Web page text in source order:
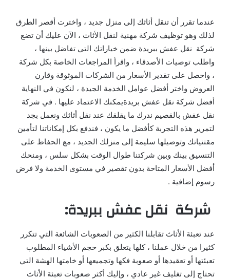
عندما تقرر أن تنقل أثاثك إلى منزل جديد ، واخترت أقصر الطرق
لذلك وهو توظيف شركة مهنية لنقل الأثاث ، الآن عليك أن تضع
شركة نقل عفش ببريدة ضمن خياراتك التي تفاضل بينها ،
واطلب توصيات الأصدقاء ، واقرأ المراجعات الخاصة بكل شركة
، واحصل على تقدير الأسعار من الشركات الموثوقة وقارن
العروض واختر أفضل عوامل الخدمة الجيدة ، لنكون في النهاية
أفضل شركة نقل عفش بريدةيمكنك الاعتماد عليها . في شركة
نقل عفش بالقصيم ندرك ما يقلقك عند نقل أثاثك ونعمل بجد
لتمرير هذه التجربة كأفضل ما يكون ، فندفع بكل إمكاناتنا لتأمين
مقتنياتك وتوصيلها سليمة إلى منزلك الجديد ، مع الحفاظ على
التنسيق بينك وبين شركتنا طوال الوقت بشكل سلس ، ومنحك
أفضل الأسعار المتاحة بدون تقصير في مستوى الخدمة ولا فرض
رسوم إضافية .
شركة نقل عفش ببريدة:
عند تعبئة الأثاث تقابلنا الكثير من الصعوبات الشائعة التي تتكرر
كثيرا من خلال عملنا ، كلها يتعلق بكبر حجم الأشياء المطلوب
تعبئتها أو تعقيدها أو صعوبة فكها وتجميعها أو خامتها الهشة التي
تحتاج إلى تغليف غير عادي ، وإليك أكثر صعوبات تعبئة الأثاث